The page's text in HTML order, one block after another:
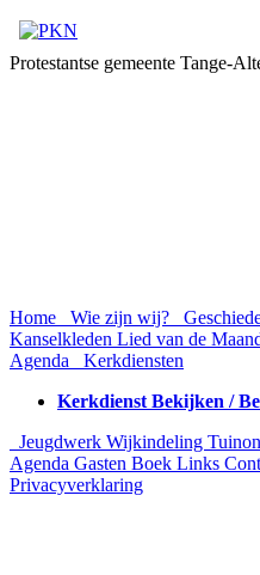
Protestantse gemeente Tange-
Home Wie zijn wij?
Kanselkleden Lied van de
Agenda
Kerkdiensten
Kerkdienst Bekijken /
Jeugdwerk Wijkindeling
Agenda Gasten Boek Links
Privacyverklaring